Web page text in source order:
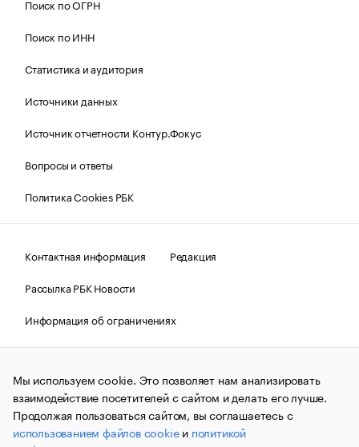
Поиск по ОГРН
Поиск по ИНН
Статистика и аудитория
Источники данных
Источник отчетности Контур.Фокус
Вопросы и ответы
Политика Cookies РБК
Контактная информация
Редакция
Рассылка РБК Новости
Информация об ограничениях
Правовая информация
О соблюдении авторских прав
© АО «РОСБИЗНЕСКОНСАЛТИНГ»,1995–2026.Сообщения
и материалы информационного агентства «РБК»
(зарегистрировано Федеральной службой по надзору в сфере
связи, информационных технологий и массовых
коммуникаций (Роскомнадзор) 09.12.2015 за номером ИА
Мы используем cookie. Это позволяет нам анализировать
взаимодействие посетителей с сайтом и делать его лучше.
Продолжая пользоваться сайтом, вы соглашаетесь с
использованием файлов cookieи политикой